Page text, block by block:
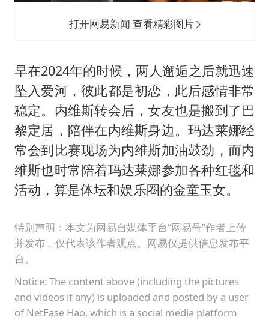
打开网易新闻 查看精彩图片
早在2024年的时候，两人邂逅之后就迅速
坠入爱河，彼此都是初恋，此后感情非常
稳定。内维斯转会后，女友也是搬到了巴
黎定居，陪伴在内维斯身边。玛达莱娜经
常会到比赛现场为内维斯加油鼓劲，而内
维斯也时常陪着玛达莱娜参加各种红毯和
活动，算是体坛和娱乐圈的金童玉女。
特别声明：本文为网易自媒体平台“网易号”作者上传
并发布，仅代表该作者观点。网易仅提供信息发布平
台。
Notice: The content above (including the pictures
and videos if any) is uploaded and posted by a user
of NetEase Hao, which is a social media platform